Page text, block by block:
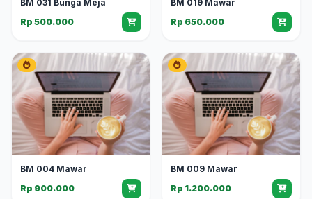
BM 031 Bunga Meja
Rp 500.000
BM 019 Mawar
Rp 650.000
BM 004 Mawar
Rp 900.000
BM 009 Mawar
Rp 1.200.000